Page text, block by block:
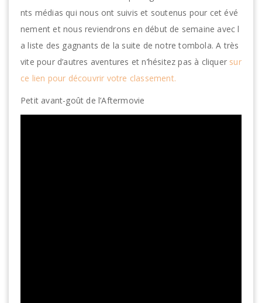
nts médias qui nous ont suivis et soutenus pour cet évé
nement et nous reviendrons en début de semaine avec l
a liste des gagnants de la suite de notre tombola. A très
vite pour d’autres aventures et n’hésitez pas à cliquer sur
ce lien pour découvrir votre classement.
Petit avant-goût de l’Aftermovie